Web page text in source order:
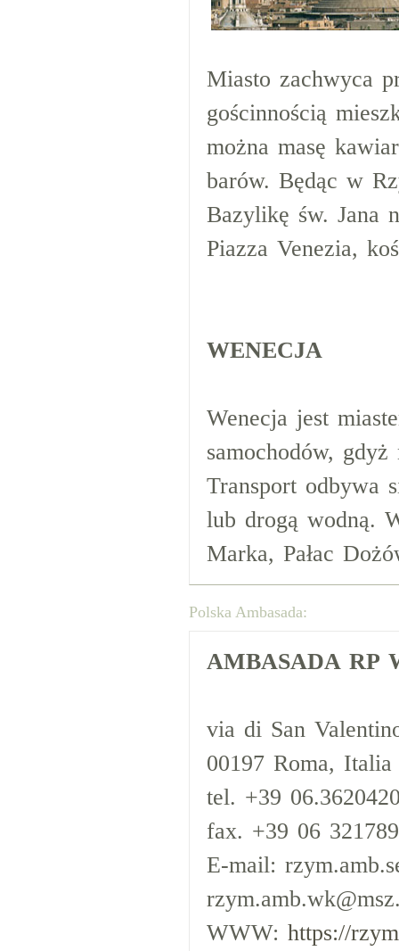
Miasto zachwyca
gościnnością
można masę
barów. Będąc w
Bazylikę św. Jana
Piazza Venezia,
WENECJA
Wenecja jest
samochodów,
Transport odbywa
lub drogą wodną.
Marka, Pałac
Polska Ambasada:
AMBASADA RP
via di San
00197 Roma, Italia
tel. +39
fax. +39 06
E-mail:
WWW: https://